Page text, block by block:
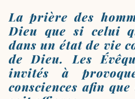
La prière des
Dieu que si celui
dans un état de vie
de Dieu. Les
invités à
consciences afin